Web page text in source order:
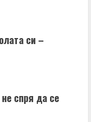
си –
спря да се